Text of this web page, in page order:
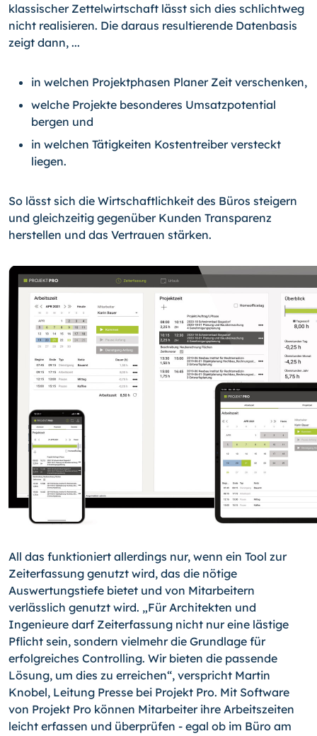
klassischer Zettelwirtschaft lässt sich dies schlichtweg
nicht realisieren. Die daraus resultierende Datenbasis
zeigt dann, ...
in welchen Projektphasen Planer Zeit verschenken,
welche Projekte besonderes Umsatzpotential
bergen und
in welchen Tätigkeiten Kostentreiber versteckt
liegen.
So lässt sich die Wirtschaftlichkeit des Büros steigern
und gleichzeitig gegenüber Kunden Transparenz
herstellen und das Vertrauen stärken.
All das funktioniert allerdings nur, wenn ein Tool zur
Zeiterfassung genutzt wird, das die nötige
Auswertungstiefe bietet und von Mitarbeitern
verlässlich genutzt wird. „Für Architekten und
Ingenieure darf Zeiterfassung nicht nur eine lästige
Pflicht sein, sondern vielmehr die Grundlage für
erfolgreiches Controlling. Wir bieten die passende
Lösung, um dies zu erreichen“, verspricht Martin
Knobel, Leitung Presse bei Projekt Pro. Mit Software
von Projekt Pro können Mitarbeiter ihre Arbeitszeiten
leicht erfassen und überprüfen - egal ob im Büro am